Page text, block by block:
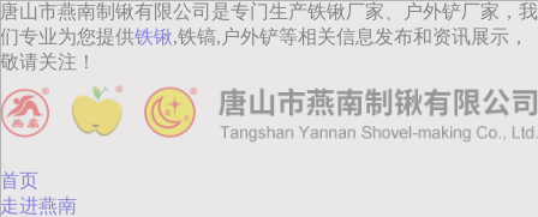
唐山市燕南制锹有限公司是专门生产铁锹厂家、户外铲厂家，我
们专业为您提供铁锹,铁镐,户外铲等相关信息发布和资讯展示，
敬请关注！
首页
走进燕南